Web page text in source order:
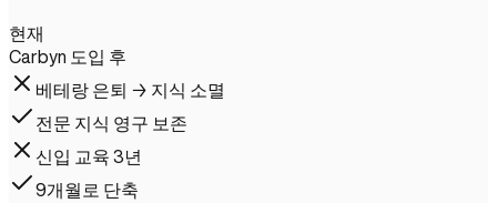
현재
Carbyn 도입 후
베테랑 은퇴 → 지식 소멸
전문 지식 영구 보존
신입 교육 3년
9개월로 단축